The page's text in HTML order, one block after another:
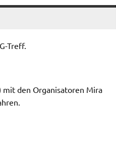
Treff.
mit den Organisatoren Mira